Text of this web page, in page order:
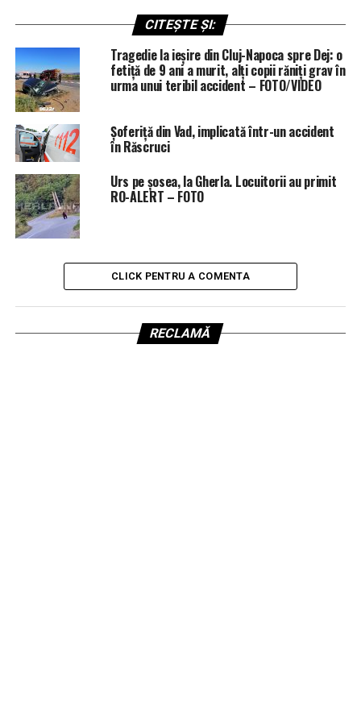
CITEȘTE ȘI:
Tragedie la ieșire din Cluj-Napoca spre Dej: o
fetiță de 9 ani a murit, alți copii răniți grav în
urma unui teribil accident – FOTO/VIDEO
Șoferiță din Vad, implicată într-un accident
în Răscruci
Urs pe șosea, la Gherla. Locuitorii au primit
RO-ALERT – FOTO
CLICK PENTRU A COMENTA
RECLAMĂ